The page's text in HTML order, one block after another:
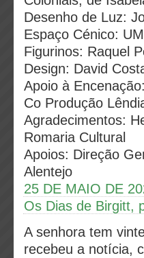
Desenho de Luz:
Espaço Cénico:
Figurinos: Raquel
Design: David
Apoio à
Co Produção
Agradecimentos:
Romaria Cultural
Apoios: Direção
Alentejo
25 DE MAIO DE
Os Dias de Birgitt,
A senhora tem
recebeu a notícia,